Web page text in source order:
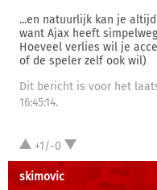
...en natuurlijk kan je
want Ajax heeft
Hoeveel verlies wil je
of de speler zelf ook wil)
Dit bericht is voor het
16:45:14.
+1/-0
skimovic